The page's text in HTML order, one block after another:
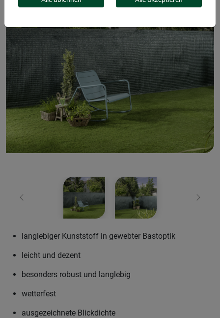
Zurück Weiter
langlebiger Kunststoff in gewebter Bastoptik
leicht und dezent
besonders robust und langlebig
wetterfest
ausgezeichnete Blickdichte